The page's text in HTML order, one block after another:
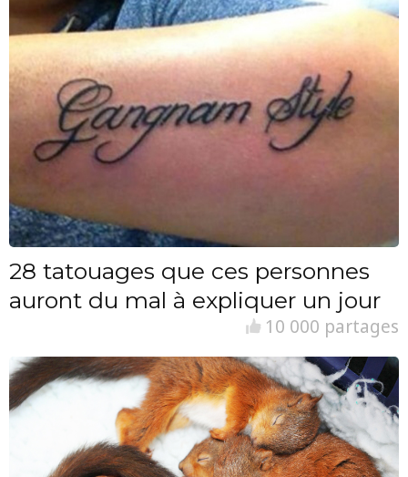
28 tatouages que ces personnes
auront du mal à expliquer un jour
10 000 partages